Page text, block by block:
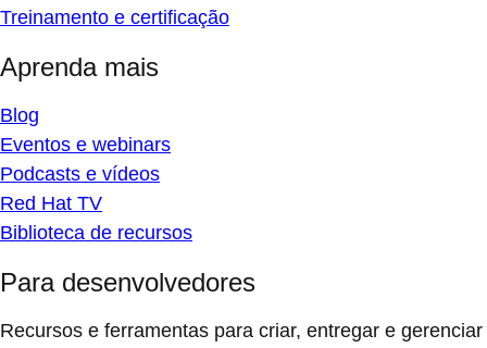
Treinamento e certificação
Aprenda mais
Blog
Eventos e webinars
Podcasts e vídeos
Red Hat TV
Biblioteca de recursos
Para desenvolvedores
Recursos e ferramentas para criar, entregar e gerenciar